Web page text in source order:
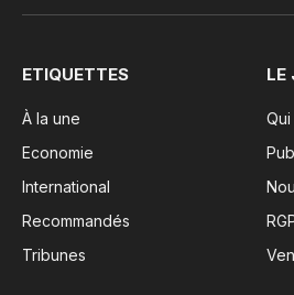
(Twitter)
ETIQUETTES
À la une
Economie
International
Recommandés
Tribunes
LE